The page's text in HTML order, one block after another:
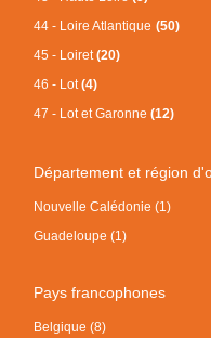
44 - Loire Atlantique(50)
45 - Loiret(20)
46 - Lot(4)
47 - Lot et Garonne(12)
Département et région
Nouvelle Calédonie (1)
Guadeloupe (1)
Pays francophones
Belgique (8)